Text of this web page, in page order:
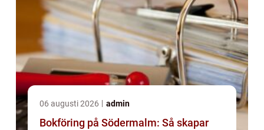
06 augusti 2026 admin
Bokföring på Södermalm: Så skapar